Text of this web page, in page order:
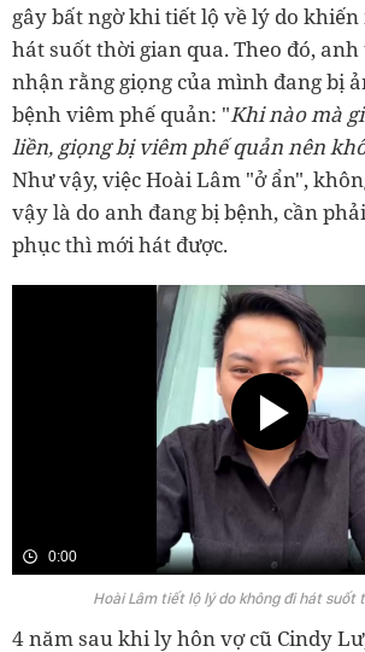
gây bất ngờ khi tiết lộ về lý do
hát suốt thời gian qua. Theo đó,
nhận rằng giọng của mình đang bị
bệnh viêm phế quản: "Khi nào mà
liền, giọng bị viêm phế quản nên
Như vậy, việc Hoài Lâm "ở ẩn",
vậy là do anh đang bị bệnh, cần
phục thì mới hát được.
0:00
Hoài Lâm tiết lộ lý do không đi hát suốt
4 năm sau khi ly hôn vợ cũ Cindy